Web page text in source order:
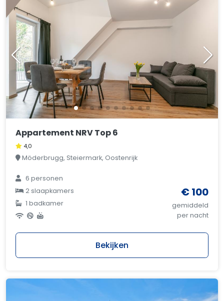
Appartement NRV Top 6
4,0
Möderbrugg, Steiermark, Oostenrijk
6 personen
2 slaapkamers
1 badkamer
€ 100
gemiddeld
per nacht
Bekijken